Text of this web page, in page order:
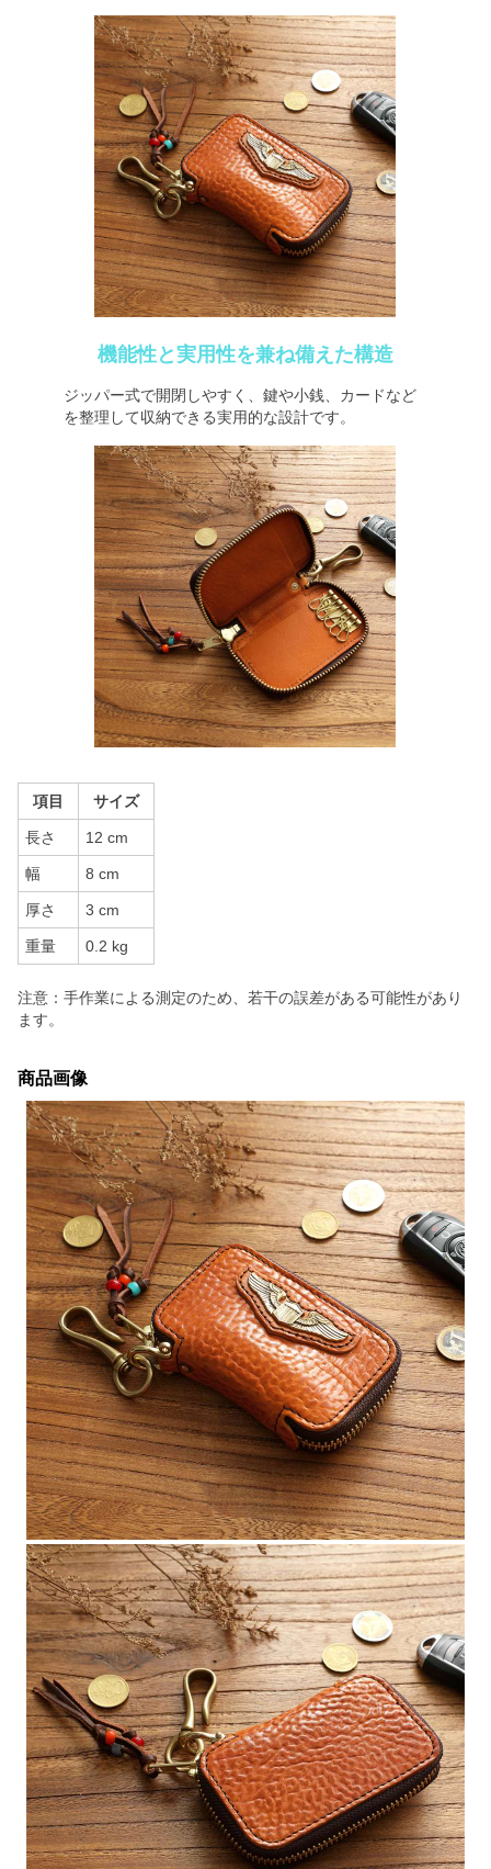
機能性と実用性を兼ね備えた構造
ジッパー式で開閉しやすく、鍵や小銭、カードなど
を整理して収納できる実用的な設計です。
項目 サイズ
長さ 12 cm
幅 8 cm
厚さ 3 cm
重量 0.2 kg
注意：手作業による測定のため、若干の誤差がある可能性があり
ます。
商品画像